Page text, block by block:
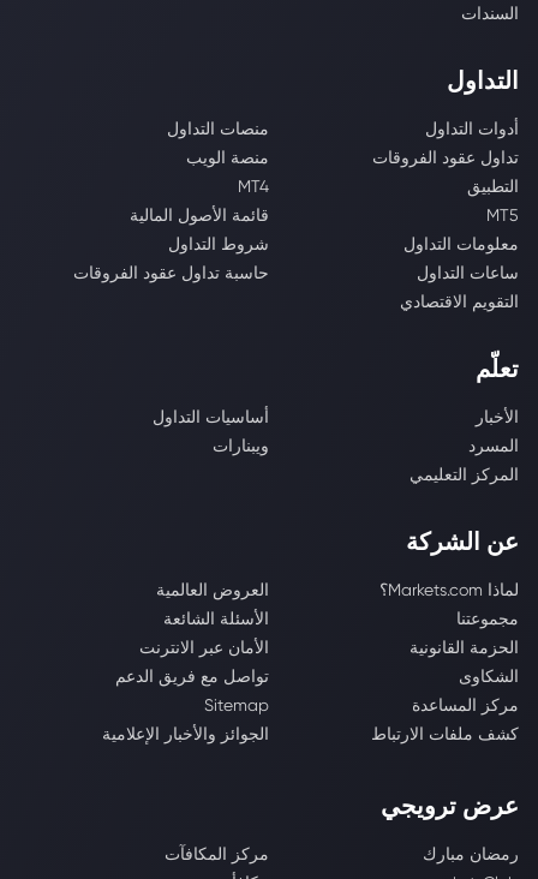
السندات
التداول
أدوات التداول
منصات التداول
تداول عقود الفروقات
منصة الويب
التطبيق
MT4
MT5
قائمة الأصول المالية
معلومات التداول
شروط التداول
ساعات التداول
حاسبة تداول عقود الفروقات
التقويم الاقتصادي
تعلّم
الأخبار
أساسيات التداول
المسرد
ويبنارات
المركز التعليمي
عن الشركة
لماذا Markets.com؟
العروض العالمية
مجموعتنا
الأسئلة الشائعة
الحزمة القانونية
الأمان عبر الانترنت
الشكاوى
تواصل مع فريق الدعم
مركز المساعدة
Sitemap
كشف ملفات الارتباط
الجوائز والأخبار الإعلامية
عرض ترويجي
رمضان مبارك
مركز المكافآت